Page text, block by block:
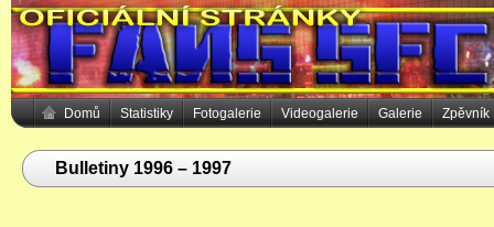
Domů Statistiky Fotogalerie Videogalerie Galerie Zpěvník
Bulletiny 1996 – 1997